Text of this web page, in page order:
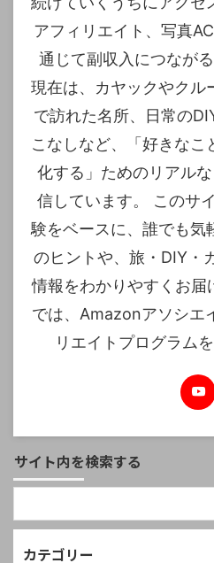
アフィリエイト、写真
通じて副収入につなが
現在は、カヤックやクル
で訪れた名所、日常の
こなしなど、「好きなこ
化する」ためのリアル
信しています。 このサ
験をベースに、誰でも気
のヒントや、旅・DIY・
情報をわかりやすくお届
では、Amazonアソシエ
リエイトプログラム
サイト内を検索する
カテゴリー